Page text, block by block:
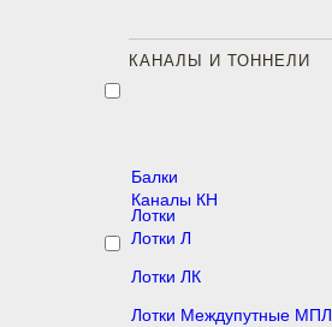
КАНАЛЫ И ТОННЕЛИ
Балки
Лотки
Каналы КН
Лотки Л
Лотки ЛК
Лотки Междупутные МПЛ